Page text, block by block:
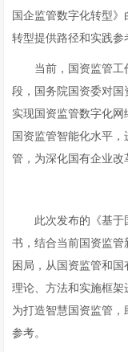
国企监管数字化转型
转型提供路径和实践参
当前，国资监管
段，国务院国资委对
实现国资监管数字化
国资监管智能化水平
管，为深化国有企业改
此次发布的《基
书，结合当前国资监
困局，从国资监管和
理论、方法和实施框架
为打造智慧国资监管
参考。